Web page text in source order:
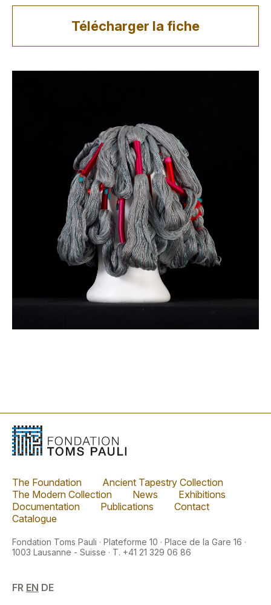
Télécharger la fiche
The Foundation
Ancient Tapestry Collection
The Modern Collection
News
Exhibitions
Documentation
Publications
Contact
Catalogue
Fondation Toms Pauli · Plateforme 10 · Place de la Gare 16 ·
1003 Lausanne - Suisse · T. +41 21 329 06 86
FR EN DE